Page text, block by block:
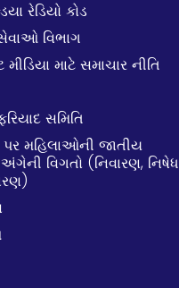
રેડિયો કોડ
વિભાગ
મીડિયા માટે સમાચાર નીતિ
સમિતિ
પર મહિલાઓની જાતીય
વિગતો (નિવારણ, નિષેધ